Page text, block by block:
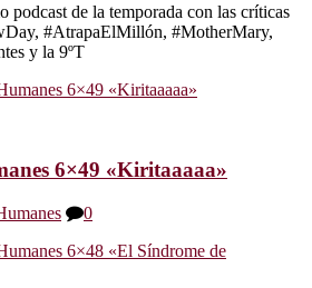
podcast de la temporada con las críticas
#AtrapaElMillón, #MotherMary,
y la 9ºT
6×49 «Kiritaaaaa»
0